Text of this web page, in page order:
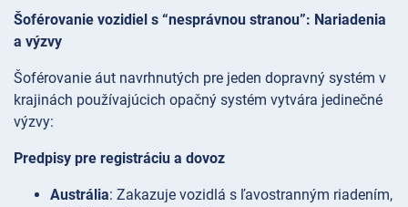
Šoférovanie vozidiel s “nesprávnou stranou”: Nariadenia
a výzvy
Šoférovanie áut navrhnutých pre jeden dopravný systém v
krajinách používajúcich opačný systém vytvára jedinečné
výzvy:
Predpisy pre registráciu a dovoz
Austrália: Zakazuje vozidlá s ľavostranným riadením,